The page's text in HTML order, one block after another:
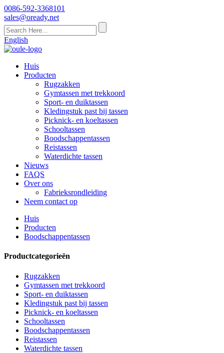
0086-592-3368101
sales@oready.net
English
Huis
Producten
Rugzakken
Gymtassen met trekkoord
Sport- en duiktassen
Kledingstuk past bij tassen
Picknick- en koeltassen
Schooltassen
Boodschappentassen
Reistassen
Waterdichte tassen
Nieuws
FAQS
Over ons
Fabrieksrondleiding
Neem contact op
Huis
Producten
Boodschappentassen
Productcategorieën
Rugzakken
Gymtassen met trekkoord
Sport- en duiktassen
Kledingstuk past bij tassen
Picknick- en koeltassen
Schooltassen
Boodschappentassen
Reistassen
Waterdichte tassen